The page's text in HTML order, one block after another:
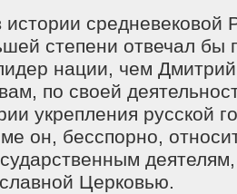
средневековой
степени отвечал бы
нации, чем
по своей
укрепления русской
он, бесспорно,
Церковью.